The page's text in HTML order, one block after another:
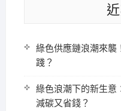
綠色供應鏈浪潮來襲
踐？
綠色浪潮下的新生意
減碳又省錢？